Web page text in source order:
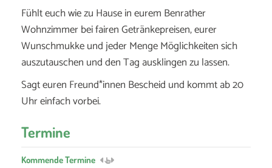
Fühlt euch wie zu Hause in eurem Benrather
Wohnzimmer bei fairen Getränkepreisen, eurer
Wunschmukke und jeder Menge Möglichkeiten sich
auszutauschen und den Tag ausklingen zu lassen.
Sagt euren Freund*innen Bescheid und kommt ab 20
Uhr einfach vorbei.
Termine
Kommende Termine